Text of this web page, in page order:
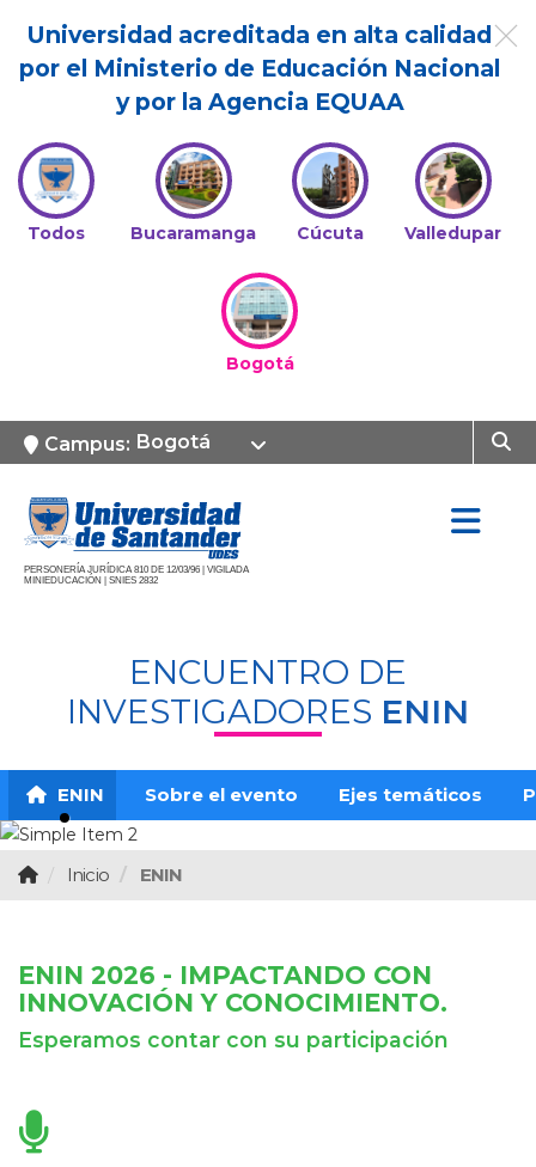
Universidad acreditada en alta calidad
por el Ministerio de Educación Nacional
y por la Agencia EQUAA
Todos Bucaramanga Cúcuta Valledupar
Bogotá
Campus: Bogotá
PERSONERÍA JURÍDICA 810 DE 12/03/96 | VIGILADA
MINIEDUCACIÓN | SNIES 2832
ENCUENTRO DE
INVESTIGADORES ENIN
ENIN Sobre el evento Ejes temáticos
Inicio ENIN
ENIN 2026 - IMPACTANDO CON
INNOVACIÓN Y CONOCIMIENTO.
Esperamos contar con su participación